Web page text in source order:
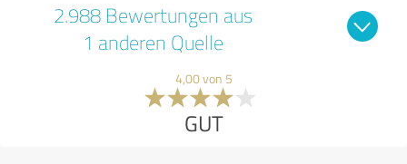
2.988 Bewertungen aus
1 anderen Quelle
4,00 von 5
GUT